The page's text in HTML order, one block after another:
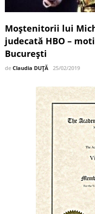
Moştenitorii lui
judecată HBO –
Bucureşti
de Claudia DUȚĂ 25/02/2019